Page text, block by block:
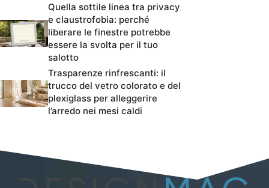
Quella sottile linea tra privacy
e claustrofobia: perché
liberare le finestre potrebbe
essere la svolta per il tuo
salotto
Trasparenze rinfrescanti: il
trucco del vetro colorato e del
plexiglass per alleggerire
l’arredo nei mesi caldi